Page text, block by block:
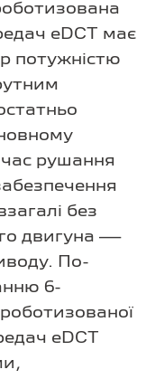
eDCT має
потужністю
час рушання
без
двигуна —
По-
6-
eDCT